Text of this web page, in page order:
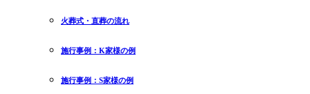
火葬式・直葬の流れ
施行事例：K家様の例
施行事例：S家様の例